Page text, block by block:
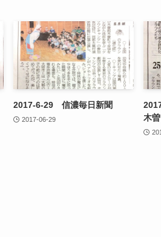
2017-6-29 信濃毎日新聞
2017-06-29
木曽